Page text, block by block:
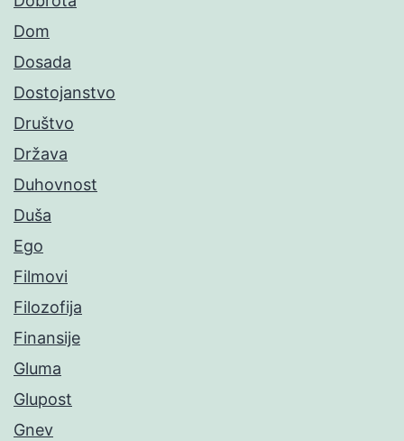
Dom
Dosada
Dostojanstvo
Društvo
Država
Duhovnost
Duša
Ego
Filmovi
Filozofija
Finansije
Gluma
Glupost
Gnev